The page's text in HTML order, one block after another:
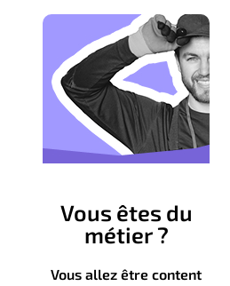
Vous êtes du
métier ?
Vous allez être content